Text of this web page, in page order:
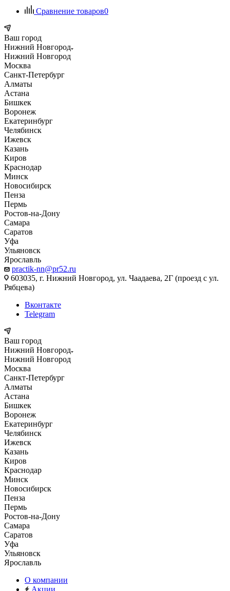
Сравнение товаров0
Ваш город
Нижний Новгород
Нижний Новгород
Москва
Санкт-Петербург
Алматы
Астана
Бишкек
Воронеж
Екатеринбург
Челябинск
Ижевск
Казань
Киров
Краснодар
Минск
Новосибирск
Пенза
Пермь
Ростов-на-Дону
Самара
Саратов
Уфа
Ульяновск
Ярославль
practik-nn@pr52.ru
603035, г. Нижний Новгород, ул. Чаадаева, 2Г (проезд с ул.
Рябцева)
Вконтакте
Telegram
Ваш город
Нижний Новгород
Нижний Новгород
Москва
Санкт-Петербург
Алматы
Астана
Бишкек
Воронеж
Екатеринбург
Челябинск
Ижевск
Казань
Киров
Краснодар
Минск
Новосибирск
Пенза
Пермь
Ростов-на-Дону
Самара
Саратов
Уфа
Ульяновск
Ярославль
О компании
Акции